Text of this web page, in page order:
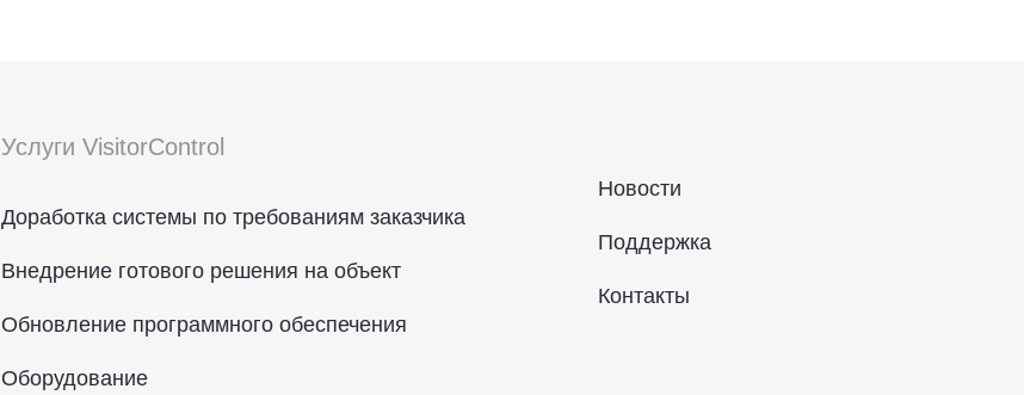
Услуги VisitorControl
Доработка системы по требованиям заказчика
Внедрение готового решения на объект
Обновление программного обеспечения
Оборудование
Новости
Поддержка
Контакты